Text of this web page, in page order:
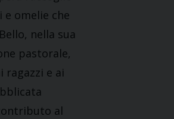
omelie che
nella sua
pastorale,
ragazzi e ai
al